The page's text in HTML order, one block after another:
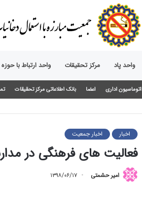
واحد پاد مرکز تحقیقات واحد ارتباط با حوزه‌
اتوماسیون اداری اعضا بانک اطلاعاتی مرکز تحقیقات
اخبار اخبار جمعیت
فعالیت های فرهنگی در
امیر حشمتی ۱۳۹۸/۰۶/۱۷